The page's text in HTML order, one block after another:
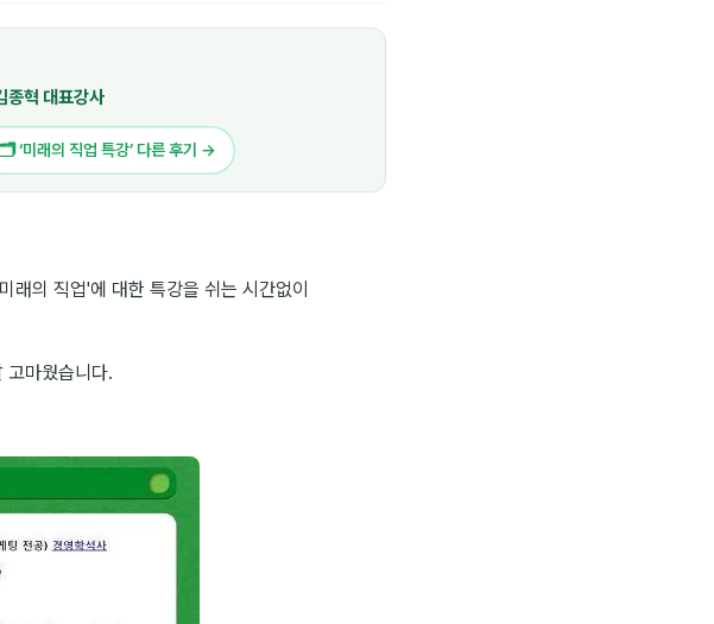
종혁 대표강사
‘미래의 직업 특강’ 다른 후기 →
의 직업'에 대한 특강을 쉬는 시간없이
고마웠습니다.